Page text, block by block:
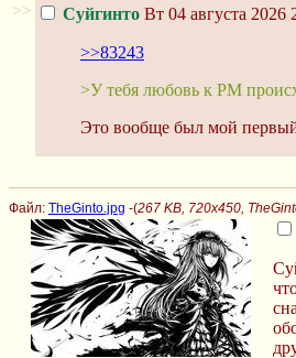
>> Суйгинто Вт 04 августа 2026
>>83243
>У тебя любовь к РМ
Это вообще был мой
Файл: TheGinto.jpg -(267 KB, 720x450,